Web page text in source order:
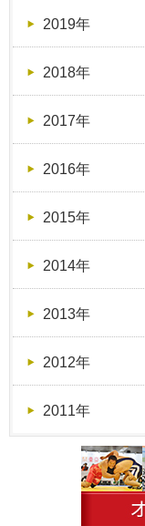
2019年
2018年
2017年
2016年
2015年
2014年
2013年
2012年
2011年